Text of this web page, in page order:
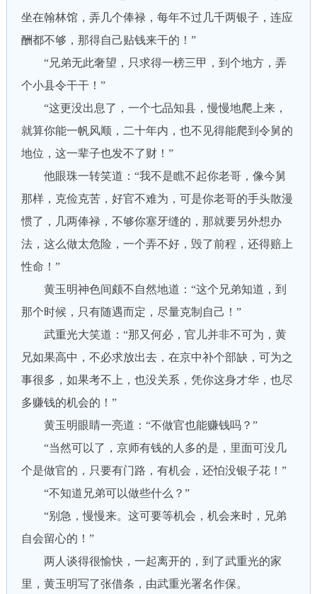
坐在翰林馆，弄几个俸禄，每年不过几千两银子，连应
酬都不够，那得自己贴钱来干的！”
“兄弟无此奢望，只求得一榜三甲，到个地方，弄
个小县令干干！”
“这更没出息了，一个七品知县，慢慢地爬上来，
就算你能一帆风顺，二十年内，也不见得能爬到令舅的
地位，这一辈子也发不了财！”
他眼珠一转笑道：“我不是瞧不起你老哥，像今舅
那样，克俭克苦，好官不难为，可是你老哥的手头散漫
惯了，几两俸禄，不够你塞牙缝的，那就要另外想办
法，这么做太危险，一个弄不好，毁了前程，还得赔上
性命！”
黄玉明神色间颇不自然地道：“这个兄弟知道，到
那个时候，只有随遇而定，尽量克制自己！”
武重光大笑道：“那又何必，官儿并非不可为，黄
兄如果高中，不必求放出去，在京中补个部缺，可为之
事很多，如果考不上，也没关系，凭你这身才华，也尽
多赚钱的机会的！”
黄玉明眼睛一亮道：“不做官也能赚钱吗？”
“当然可以了，京师有钱的人多的是，里面可没几
个是做官的，只要有门路，有机会，还怕没银子花！”
“不知道兄弟可以做些什么？”
“别急，慢慢来。这可要等机会，机会来时，兄弟
自会留心的！”
两人谈得很愉快，一起离开的，到了武重光的家
里，黄玉明写了张借条，由武重光署名作保。